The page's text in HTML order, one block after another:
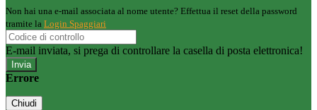
Non hai una e-mail associata al nome utente? Effettua il reset della password
tramite la Login Spaggiari
E-mail inviata, si prega di controllare la casella di posta elettronica!
Errore
Chiudi